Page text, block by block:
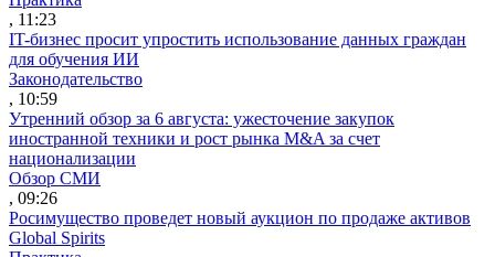
, 11:23
IT-бизнес просит упростить использование данных граждан
для обучения ИИ
Законодательство
, 10:59
Утренний обзор за 6 августа: ужесточение закупок
иностранной техники и рост рынка M&A за счет
национализации
Обзор СМИ
, 09:26
Росимущество проведет новый аукцион по продаже активов
Global Spirits